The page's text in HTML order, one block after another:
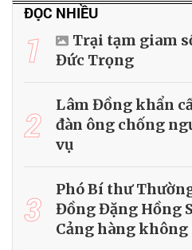
ĐỌC NHIỀU
1
Trại tạm giam
Đức Trọng
2
Lâm Đồng khẩn
đàn ông chống
vụ
3
Phó Bí thư
Đồng Đặng Hồng
Cảng hàng